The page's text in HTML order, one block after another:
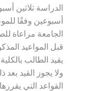
الدراسة ثلاثين
أسبوعين وفقًا
الجامعة مراعاة
قبل المواعيد
يقيد الطالب
ولا يجوز القيد
القواعد التي